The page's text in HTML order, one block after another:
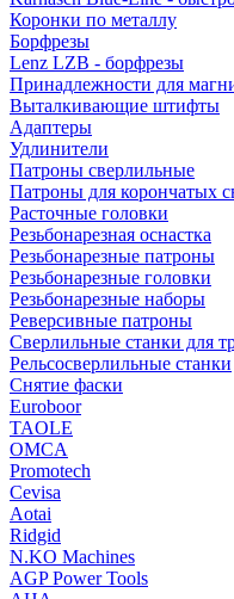
Коронки по металлу
Борфрезы
Lenz LZB - борфрезы
Принадлежности для
Выталкивающие штифты
Адаптеры
Удлинители
Патроны сверлильные
Патроны для корончатых
Расточные головки
Резьбонарезная оснастка
Резьбонарезные патроны
Резьбонарезные головки
Резьбонарезные наборы
Реверсивные патроны
Сверлильные станки для
Рельсосверлильные станки
Снятие фаски
Euroboor
TAOLE
OMCA
Promotech
Cevisa
Aotai
Ridgid
N.KO Machines
AGP Power Tools